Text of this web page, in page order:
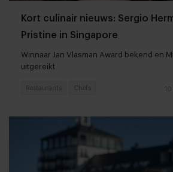
Kort culinair nieuws: Sergio
Pristine in Singapore
Winnaar Jan Vlasman Award bekend en
uitgereikt
Restaurants Chefs